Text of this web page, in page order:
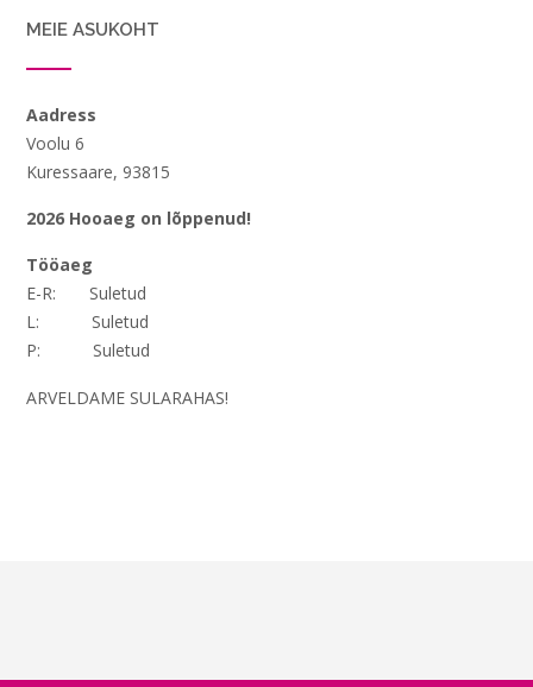
MEIE ASUKOHT
Aadress
Voolu 6
Kuressaare, 93815
2026 Hooaeg on lõppenud!
Tööaeg
E-R: Suletud
L: Suletud
P: Suletud
ARVELDAME SULARAHAS!